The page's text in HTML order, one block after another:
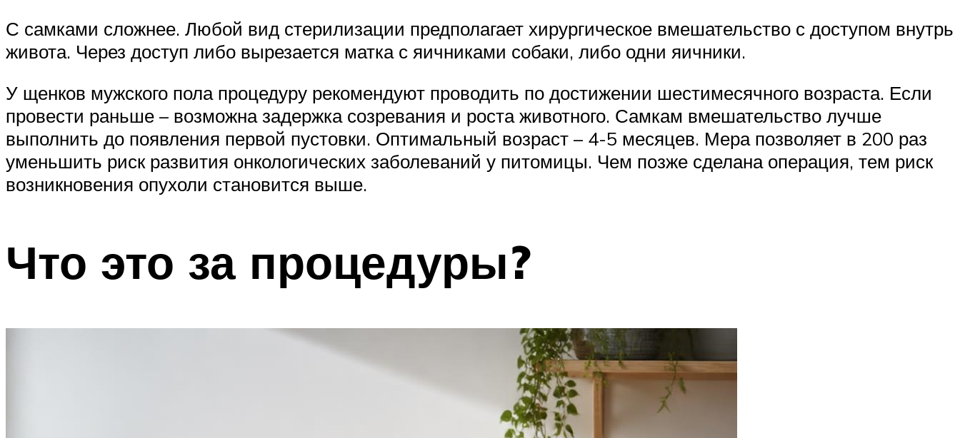
С самками сложнее. Любой вид стерилизации предполагает хирургическое вмешательство с доступом внутрь
живота. Через доступ либо вырезается матка с яичниками собаки, либо одни яичники.
У щенков мужского пола процедуру рекомендуют проводить по достижении шестимесячного возраста. Если
провести раньше – возможна задержка созревания и роста животного. Самкам вмешательство лучше
выполнить до появления первой пустовки. Оптимальный возраст – 4-5 месяцев. Мера позволяет в 200 раз
уменьшить риск развития онкологических заболеваний у питомицы. Чем позже сделана операция, тем риск
возникновения опухоли становится выше.
Что это за процедуры?